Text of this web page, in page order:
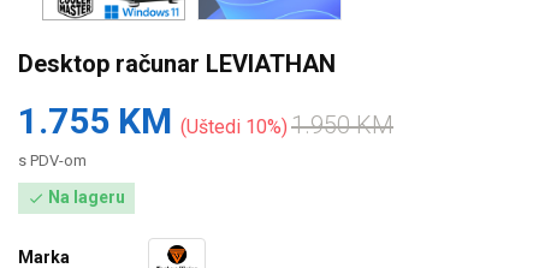
Desktop računar LEVIATHAN
1.755 KM Uštedi 10% 1.950 KM
s PDV-om
 Na lageru
Marka